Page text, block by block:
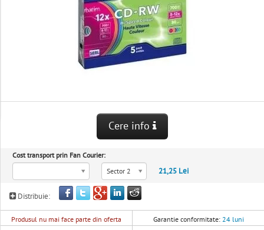
Cere info
Cost transport prin Fan Courier:
Sector 2
21,25 Lei
Distribuie:
Produsul nu mai face parte din oferta Garantie conformitate: 24 luni